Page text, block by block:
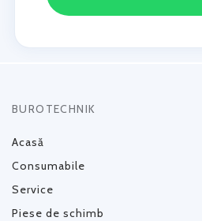
BUROTECHNIK
Acasă
Consumabile
Service
Piese de schimb